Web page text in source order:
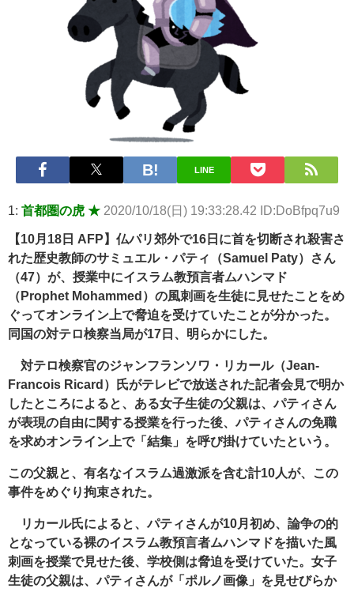
【画像】人気Vチューバーさん、とんでもない姿を披露ｗｗｗｗｗ
ｗｗｗｗｗ 他 / 2chnaviヘッドライン
【悲報】2050年の日本、独身ボッチ祭りが現実になるとかｗｗｗ
ｗ 他 / 2chnaviヘッドライン
Powered by livedoor 相互RSS
LINE
1: 首都圏の虎 ★ 2020/10/18(日) 19:33:28.42 ID:DoBfpq7u9
【10月18日 AFP】仏パリ郊外で16日に首を切断され殺害さ
れた歴史教師のサミュエル・パティ（Samuel Paty）さん
（47）が、授業中にイスラム教預言者ムハンマド
（Prophet Mohammed）の風刺画を生徒に見せたことをめ
ぐってオンライン上で脅迫を受けていたことが分かった。
同国の対テロ検察当局が17日、明らかにした。
対テロ検察官のジャンフランソワ・リカール（Jean-
Francois Ricard）氏がテレビで放送された記者会見で明か
したところによると、ある女子生徒の父親は、パティさん
が表現の自由に関する授業を行った後、パティさんの免職
を求めオンライン上で「結集」を呼び掛けていたという。
この父親と、有名なイスラム過激派を含む計10人が、この
事件をめぐり拘束された。
リカール氏によると、パティさんが10月初め、論争の的
となっている裸のイスラム教預言者ムハンマドを描いた風
刺画を授業で見せた後、学校側は脅迫を受けていた。女子
生徒の父親は、パティさんが「ポルノ画像」を見せびらか